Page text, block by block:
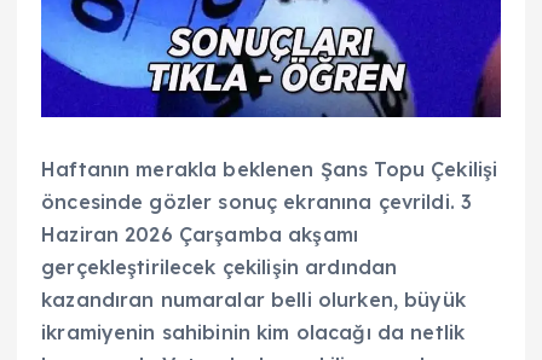
Haftanın merakla beklenen Şans Topu Çekilişi
öncesinde gözler sonuç ekranına çevrildi. 3
Haziran 2026 Çarşamba akşamı
gerçekleştirilecek çekilişin ardından
kazandıran numaralar belli olurken, büyük
ikramiyenin sahibinin kim olacağı da netlik